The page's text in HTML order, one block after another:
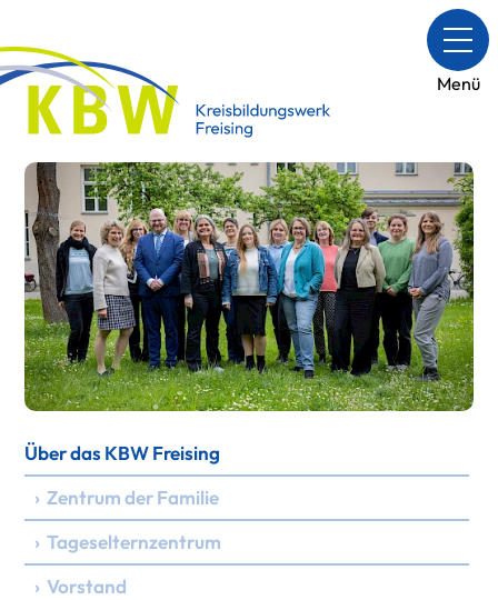
Menü
Über das KBW Freising
› Zentrum der Familie
› Tageselternzentrum
› Vorstand